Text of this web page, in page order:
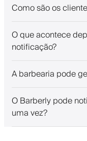
Como são os
O que acontece
notificação?
A barbearia pode
O Barberly pode
uma vez?